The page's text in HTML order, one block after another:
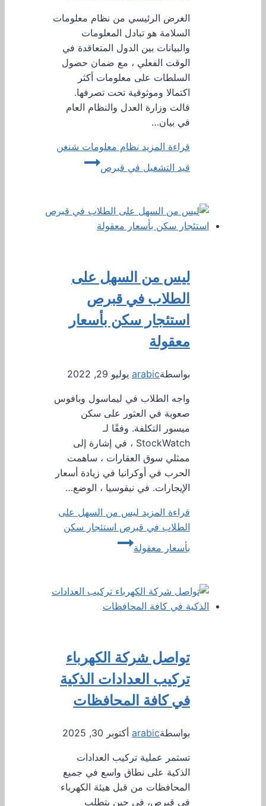
الغرض الرئيسي من نظام معلومات
السلامة هو تبادل المعلومات
والبيانات بين الدول المتعاقدة في
الوقت الفعلي ، مع ضمان حصول
السلطات على معلومات أكثر
اكتمالا وموثوقية تحت تصرفها.
قالت وزارة العدل والنظام العام
في بيان…
قراءة المزيد نظام معلومات شنغن
قيد التشغيل في قبرص
ليس من السهل على
الطلاب في قبرص
استئجار سكن بأسعار
معقولة
بواسطةarabic يوليو 29, 2022
واجه الطلاب في ليماسول وبافوس
صعوبة في العثور على سكن
ميسور التكلفة. وفقًا لـ
StockWatch ، في إشارة إلى
ممثلي سوق العقارات ، ساهمت
الحرب في أوكرانيا في زيادة أسعار
الإيجارات. في نيقوسيا ، الوضع…
قراءة المزيد ليس من السهل على
الطلاب في قبرص استئجار سكن
بأسعار معقولة
تواصل شركة الكهرباء
تركيب العدادات الذكية
في كافة المحافظات
بواسطةarabic أكتوبر 30, 2025
تستمر عملية تركيب العدادات
الذكية على نطاق واسع في جميع
المحافظات من قبل هيئة الكهرباء
في قبرص، في حين يتطلب